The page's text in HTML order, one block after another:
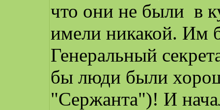
что они не были в
имели никакой. Им
Генеральный
бы люди были
"Сержанта")! И